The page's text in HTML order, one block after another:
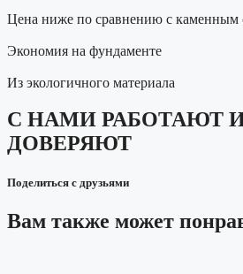
Цена ниже по сравнению с каменным
Экономия на фундаменте
Из экологичного материала
С НАМИ РАБОТАЮТ
ДОВЕРЯЮТ
Поделиться с друзьями
Вам также может